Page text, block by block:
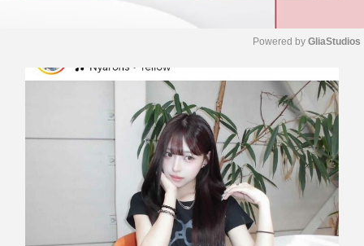
u
t
e
Powered by GliaStudios